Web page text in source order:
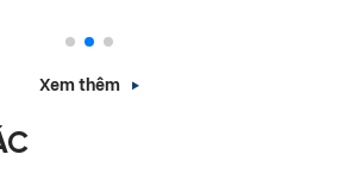
Xem thêm